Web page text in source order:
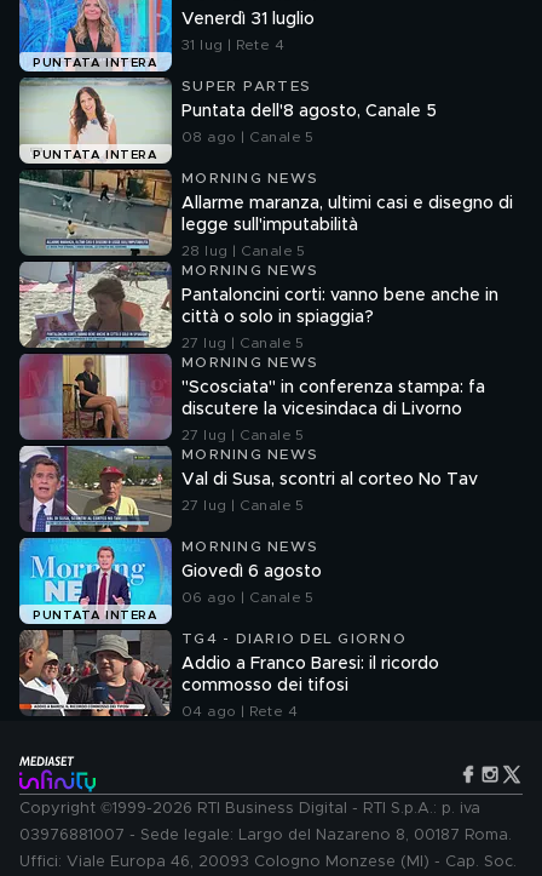
PUNTATA INTERA
Venerdì 31 luglio
31 lug | Rete 4
PUNTATA INTERA
SUPER PARTES
Puntata dell'8 agosto, Canale 5
08 ago | Canale 5
MORNING NEWS
Allarme maranza, ultimi casi e disegno di
legge sull'imputabilità
28 lug | Canale 5
MORNING NEWS
Pantaloncini corti: vanno bene anche in
città o solo in spiaggia?
27 lug | Canale 5
MORNING NEWS
"Scosciata" in conferenza stampa: fa
discutere la vicesindaca di Livorno
27 lug | Canale 5
MORNING NEWS
Val di Susa, scontri al corteo No Tav
27 lug | Canale 5
PUNTATA INTERA
MORNING NEWS
Giovedì 6 agosto
06 ago | Canale 5
TG4 - DIARIO DEL GIORNO
Addio a Franco Baresi: il ricordo
commosso dei tifosi
04 ago | Rete 4
Copyright ©1999-2026 RTI Business Digital - RTI S.p.A.: p. iva
03976881007 - Sede legale: Largo del Nazareno 8, 00187 Roma.
Uffici: Viale Europa 46, 20093 Cologno Monzese (MI) - Cap. Soc.